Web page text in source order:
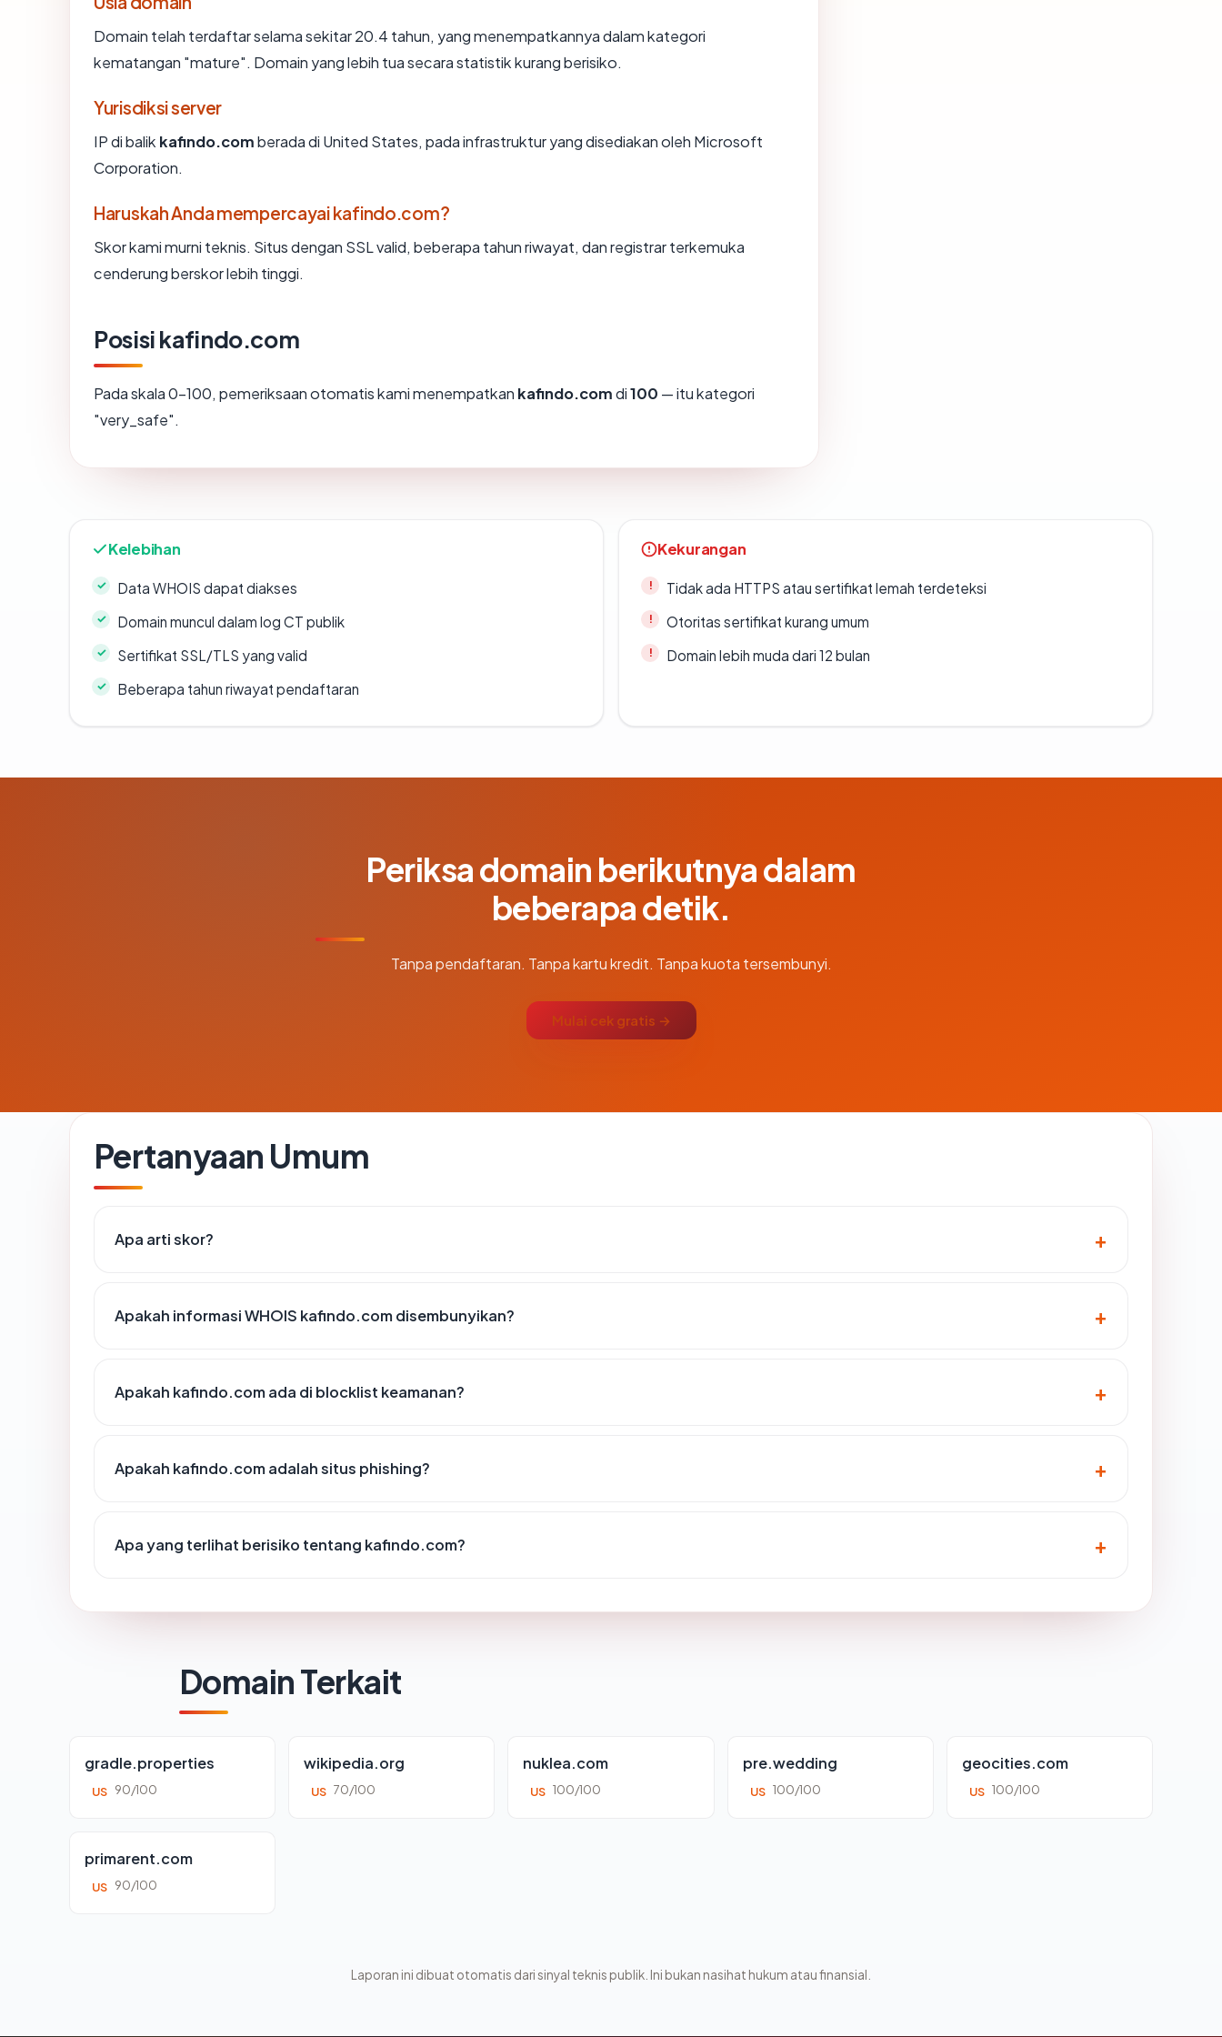
Domain telah terdaftar selama sekitar 20.4 tahun, yang menempatkannya dalam kategori
kematangan "mature". Domain yang lebih tua secara statistik kurang berisiko.
Yurisdiksi server
IP di balik kafindo.comberada di United States, pada infrastruktur yang disediakan oleh Microsoft
Corporation.
Haruskah Anda mempercayai kafindo.com?
Skor kami murni teknis. Situs dengan SSL valid, beberapa tahun riwayat, dan registrar terkemuka
cenderung berskor lebih tinggi.
Posisi kafindo.com
Pada skala 0-100, pemeriksaan otomatis kami menempatkan kafindo.comdi100 — itu kategori
"very_safe".
Kelebihan
Data WHOIS dapat diakses
Domain muncul dalam log CT publik
Sertifikat SSL/TLS yang valid
Beberapa tahun riwayat pendaftaran
Kekurangan
Tidak ada HTTPS atau sertifikat lemah terdeteksi
Otoritas sertifikat kurang umum
Domain lebih muda dari 12 bulan
Periksa domain berikutnya dalam
beberapa detik.
Tanpa pendaftaran. Tanpa kartu kredit. Tanpa kuota tersembunyi.
Mulai cek gratis →
Pertanyaan Umum
Apa arti skor?
Apakah informasi WHOIS kafindo.com disembunyikan?
Apakah kafindo.com ada di blocklist keamanan?
Apakah kafindo.com adalah situs phishing?
Apa yang terlihat berisiko tentang kafindo.com?
Domain Terkait
gradle.properties
US 90/100
wikipedia.org
US 70/100
nuklea.com
US 100/100
pre.wedding
US 100/100
geocities.com
US 100/100
primarent.com
US 90/100
Laporan ini dibuat otomatis dari sinyal teknis publik. Ini bukan nasihat hukum atau finansial.